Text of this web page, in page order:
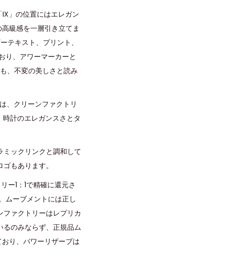
」の位置にはエレガン
級感を一層引き立てま
テキスト、プリント、
り、アワーマーカーと
、不変の美しさと読み
、クリーンファクトリ
計のエレガンスさとタ
ックリンクと調和して
もあります。
1：1で精確に還元さ
ムーブメントには正し
ファクトリーはレプリカ
のみならず、正規品ム
り、パワーリザーブは